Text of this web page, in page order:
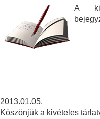
A
2013.01.05.
Köszönjük a kivételes